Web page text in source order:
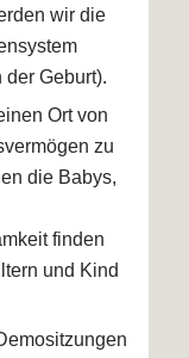
wir die
Geburt).
Ort von
zu
die Babys,
finden
und Kind